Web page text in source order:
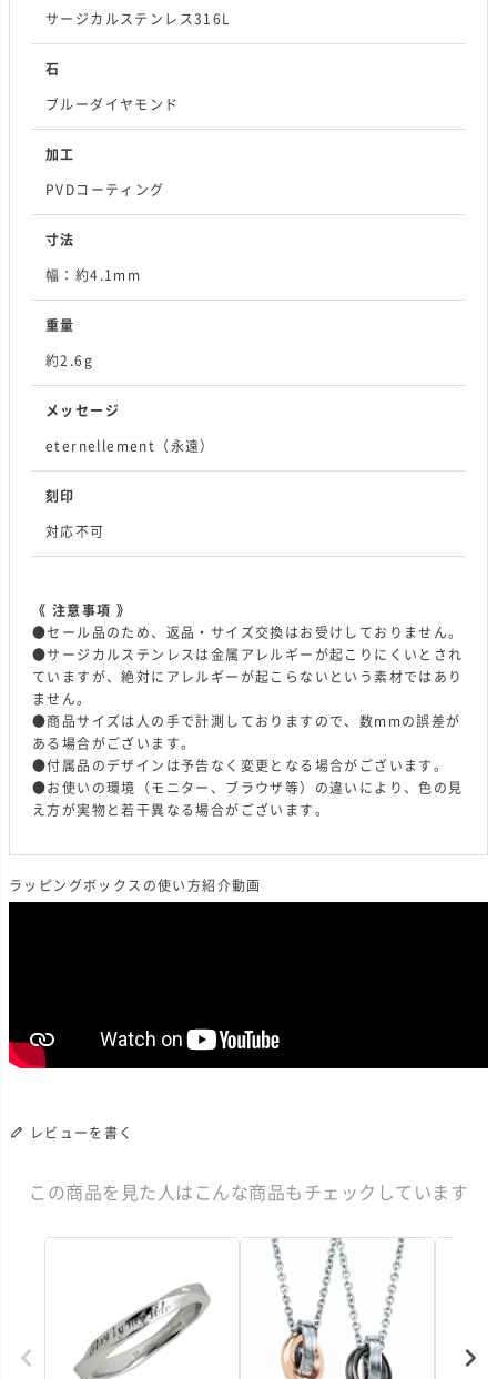
サージカルステンレス316L
石
ブルーダイヤモンド
加工
PVDコーティング
寸法
幅：約4.1mm
重量
約2.6g
メッセージ
eternellement（永遠）
刻印
対応不可
《 注意事項 》
●セール品のため、返品・サイズ交換はお受けしておりません。
●サージカルステンレスは金属アレルギーが起こりにくいとされ
ていますが、絶対にアレルギーが起こらないという素材ではあり
ません。
●商品サイズは人の手で計測しておりますので、数mmの誤差が
ある場合がございます。
●付属品のデザインは予告なく変更となる場合がございます。
●お使いの環境（モニター、ブラウザ等）の違いにより、色の見
え方が実物と若干異なる場合がございます。
ラッピングボックスの使い方紹介動画
レビューを書く
この商品を見た人はこんな商品もチェックしています